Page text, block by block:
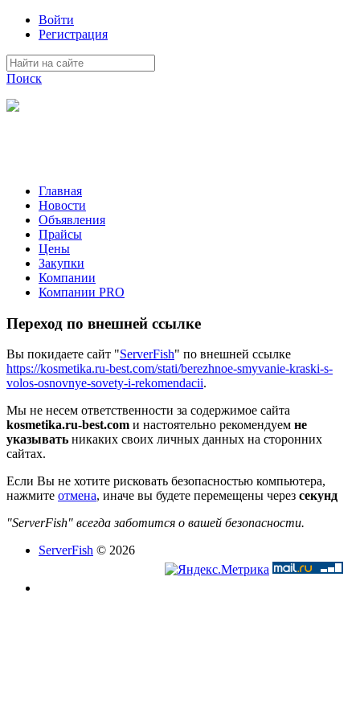
Войти
Регистрация
Поиск
Главная
Новости
Объявления
Прайсы
Цены
Закупки
Компании
Компании PRO
Переход по внешней ссылке
Вы покидаете сайт "ServerFish" по внешней ссылке
https://kosmetika.ru-best.com/stati/berezhnoe-smyvanie-kraski-s-
volos-osnovnye-sovety-i-rekomendacii.
Мы не несем ответственности за содержимое сайта
kosmetika.ru-best.com и настоятельно рекомендуем не
указывать никаких своих личных данных на сторонних
сайтах.
Если Вы не хотите рисковать безопасностью компьютера,
нажмите отмена, иначе вы будете перемещены через секунд
"ServerFish" всегда заботится о вашей безопасности.
ServerFish © 2026